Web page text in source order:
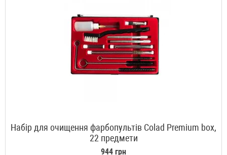
Набір для очищення фарбопультів Colad Premium box,
22 предмети
944 грн